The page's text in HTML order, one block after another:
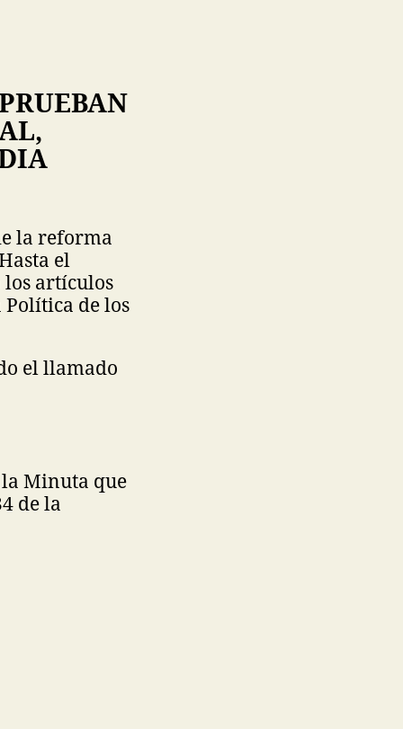
la reforma
el
artículos
Política de los
el llamado
Minuta que
de la